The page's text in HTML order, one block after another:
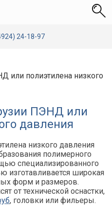
24-18-97
или полиэтилена низкого
ПЭНД или
давления
низкого давления
полимерного
специализированного
изготавливается широкая
форм и размеров.
от технической оснастки,
, головки или фильеры.